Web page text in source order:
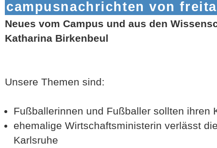
campusnachrichten von
Neues vom Campus und aus den
Katharina Birkenbeul
Unsere Themen sind:
Fußballerinnen und Fußballer sollten ihren
ehemalige Wirtschaftsministerin verlässt
Karlsruhe